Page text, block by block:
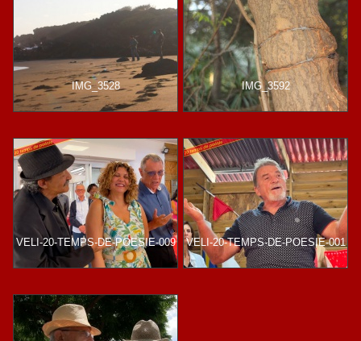
IMG_3528 IMG_3592
VELI-20-TEMPS-DE-POESIE-009 VELI-20-TEMPS-DE-POESIE-001